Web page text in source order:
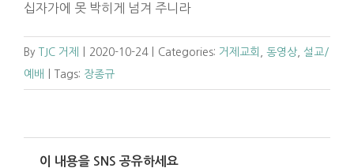
십자가에 못 박히게 넘겨 주니라
By TJC 거제 2020-10-24 Categories: 거제교회 동영상
설교/
예배
Tags: 장종규
이 내용을 SNS 공유하세요